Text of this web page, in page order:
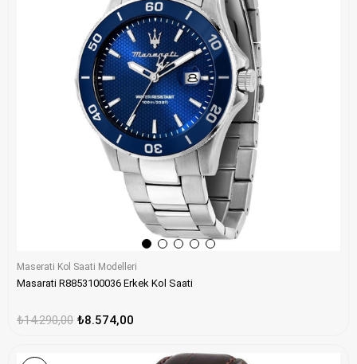
Maserati Kol Saati Modelleri
Masarati R8853100036 Erkek Kol Saati
₺8.574,00
₺14.290,00